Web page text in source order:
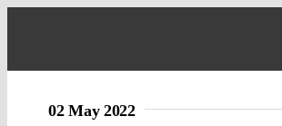
02 May 2022